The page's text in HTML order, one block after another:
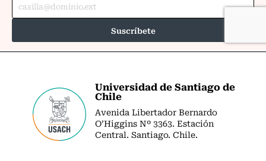
Universidad de Santiago de
Chile
Avenida Libertador Bernardo
O’Higgins Nº 3363. Estación
Central. Santiago. Chile.